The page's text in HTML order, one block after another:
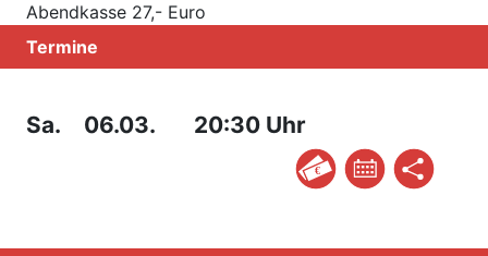
Abendkasse 27,- Euro
Termine
Sa. 06.03. 20:30 Uhr